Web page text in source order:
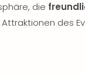
die
des